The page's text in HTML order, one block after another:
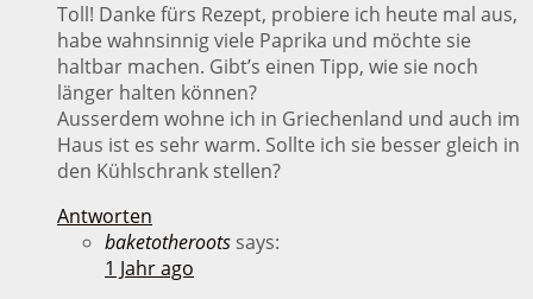
Toll! Danke fürs Rezept, probiere ich heute mal aus,
habe wahnsinnig viele Paprika und möchte sie
haltbar machen. Gibt’s einen Tipp, wie sie noch
länger halten können?
Ausserdem wohne ich in Griechenland und auch im
Haus ist es sehr warm. Sollte ich sie besser gleich in
den Kühlschrank stellen?
Antworten
baketotheroots says:
1 Jahr ago